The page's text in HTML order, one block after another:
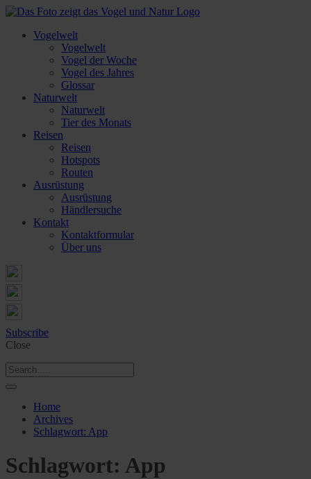
Vogelwelt
Vogelwelt
Vogel der Woche
Vogel des Jahres
Glossar
Naturwelt
Naturwelt
Tier des Monats
Reisen
Reisen
Hotspots
Routen
Ausrüstung
Ausrüstung
Händlersuche
Kontakt
Kontaktformular
Über uns
Subscribe
Close
Home
Archives
Schlagwort: App
Schlagwort: App